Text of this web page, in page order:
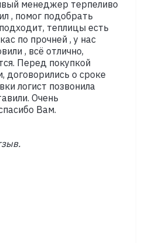
менеджер терпеливо
, помог подобрать
теплицы есть
по прочней , у нас
, всё отлично,
Перед покупкой
договорились о сроке
логист позвонила
Очень
Вам.